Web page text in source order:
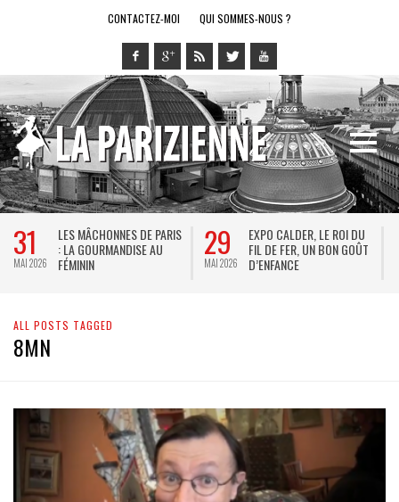
CONTACTEZ-MOI QUI SOMMES-NOUS ?
31
MAI 2026
LES MÂCHONNES DE PARIS
: LA GOURMANDISE AU
FÉMININ
29
MAI 2026
EXPO CALDER, LE ROI DU
FIL DE FER, UN BON GOÛT
D’ENFANCE
ALL POSTS TAGGED
8MN